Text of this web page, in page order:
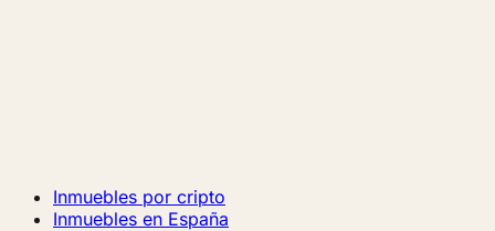
Inmuebles por cripto
Inmuebles en España